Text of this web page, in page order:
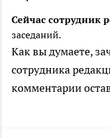
Сейчас сотрудник
заседаний.
Как вы думаете,
сотрудника
комментарии